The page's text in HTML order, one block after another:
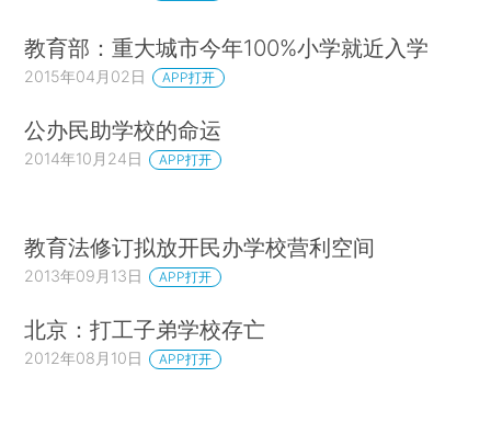
教育部：重大城市今年100%小学就近入学
2015年04月02日 APP打开
公办民助学校的命运
2014年10月24日 APP打开
教育法修订拟放开民办学校营利空间
2013年09月13日 APP打开
北京：打工子弟学校存亡
2012年08月10日 APP打开